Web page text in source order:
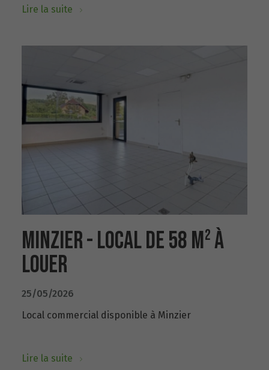
Lire la suite
MINZIER - LOCAL DE 58 M² À
LOUER
25/05/2026
Local commercial disponible à Minzier
Lire la suite